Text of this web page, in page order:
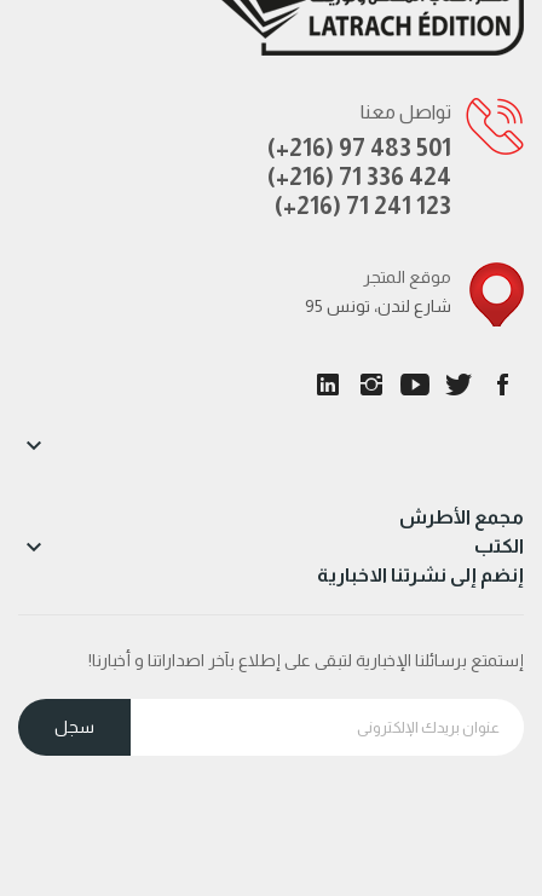
تواصل معنا
(+216) 97 483 501
(+216) 71 336 424
(+216) 71 241 123
موقع المتجر
95 شارع لندن، تونس
مجمع الأطرش

الكتب 
إنضم إلى نشرتنا الاخبارية
إستمتع برسائلنا الإخبارية لتبقى على إطلاع بآخر اصداراتنا و أخبارنا!